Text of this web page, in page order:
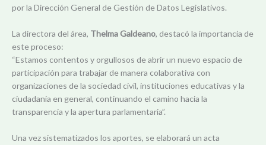
por la Dirección General de Gestión de Datos Legislativos.
La directora del área, Thelma Galdeano, destacó la importancia de
este proceso:
“Estamos contentos y orgullosos de abrir un nuevo espacio de
participación para trabajar de manera colaborativa con
organizaciones de la sociedad civil, instituciones educativas y la
ciudadanía en general, continuando el camino hacia la
transparencia y la apertura parlamentaria”.
Una vez sistematizados los aportes, se elaborará un acta